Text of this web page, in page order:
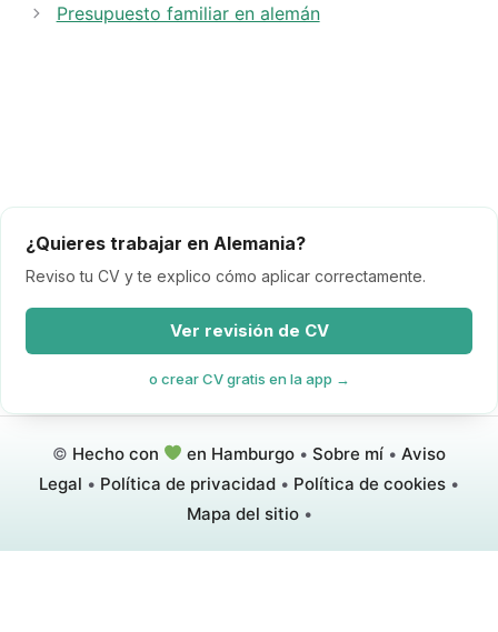
Presupuesto familiar en alemán
¿Quieres trabajar en Alemania?
Reviso tu CV y te explico cómo aplicar correctamente.
Ver revisión de CV
o crear CV gratis en la app →
© Hecho con en Hamburgo •Sobre mí •Aviso
Legal • Política de privacidad • Política de cookies •
Mapa del sitio•